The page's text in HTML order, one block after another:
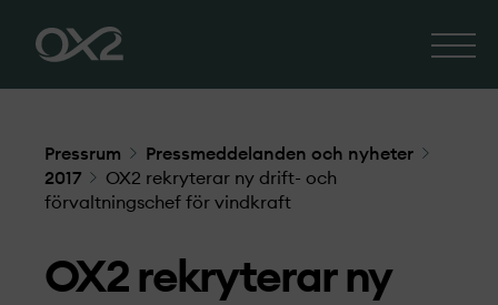
Pressrum
Pressmeddelanden och nyheter
2017
OX2 rekryterar ny drift- och
förvaltningschef för vindkraft
OX2 rekryterar ny